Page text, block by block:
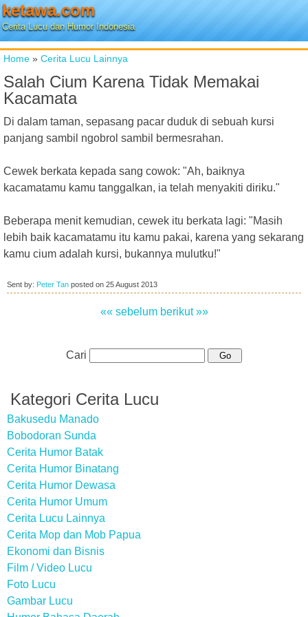
ketawa.com
Cerita Lucu dan Humor Indonesia
Home » Cerita Lucu Lainnya
Salah Cium Karena Tidak Memakai
Kacamata
Di dalam taman, sepasang pacar duduk di sebuah kursi
panjang sambil ngobrol sambil bermesrahan.
Cewek berkata kepada sang cowok: "Ah, baiknya
kacamatamu kamu tanggalkan, ia telah menyakiti diriku."
Beberapa menit kemudian, cewek itu berkata lagi: "Masih
lebih baik kacamatamu itu kamu pakai, karena yang sekarang
kamu cium adalah kursi, bukannya mulutku!"
Sent by: Peter Tan posted on 25 August 2013
«« sebelum berikut »»
Cari
Kategori Cerita Lucu
Bakusedu Manado
Bobodoran Sunda
Cerita Humor Batak
Cerita Humor Binatang
Cerita Humor Dewasa
Cerita Humor Umum
Cerita Lucu Lainnya
Cerita Mop dan Mob Papua
Ekonomi dan Bisnis
Film / Video Lucu
Foto Lucu
Gambar Lucu